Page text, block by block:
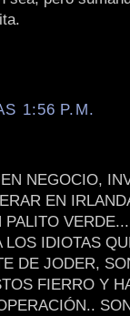
1:56 P.M.
NEGOCIO,
EN
PALITO
IDIOTAS
DE JODER,
FIERRO Y